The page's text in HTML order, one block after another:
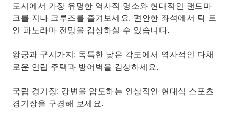
도시에서 가장 유명한 역사적 명소와 현대적인 랜드마
크를 지나 크루즈를 즐겨보세요. 편안한 좌석에서 탁 트
인 파노라마 전망을 감상하실 수 있습니다.
왕궁과 구시가지: 독특한 낮은 각도에서 역사적인 다채
로운 연립 주택과 방어벽을 감상하세요.
국립 경기장: 강변을 압도하는 인상적인 현대식 스포츠
경기장을 구경해 보세요.